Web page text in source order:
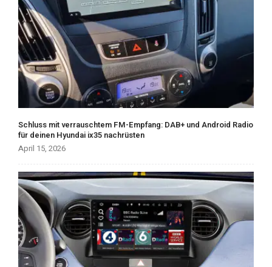
Schluss mit verrauschtem FM-Empfang: DAB+ und Android Radio
für deinen Hyundai ix35 nachrüsten
April 15, 2026